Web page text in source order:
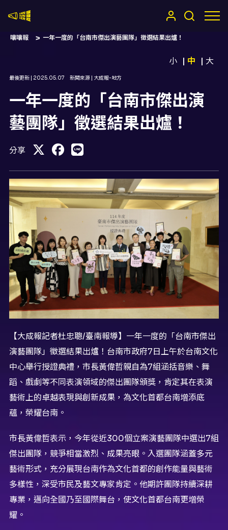
嚷嚷報 一年一度的「台南市傑出演藝團隊」徵選結果出爐！
小 中 大
最後更新 | 2025.05.07 新聞來源 | 大成報-地方
一年一度的「台南市傑出演
藝團隊」徵選結果出爐！
分享
【大成報記者杜忠聰/臺南報導】一年一度的「台南市傑出
演藝團隊」徵選結果出爐！台南市政府7日上午於台南文化
中心舉行授證典禮，市長黃偉哲親自為7組涵括音樂、舞
蹈、戲劇等不同表演領域的傑出團隊頒獎，肯定其在表演
藝術上的卓越表現與創新成果，為文化首都台南增添底
蘊，榮耀台南。
市長黃偉哲表示，今年從近300個立案演藝團隊中選出7組
傑出團隊，競爭相當激烈、成果亮眼。入選團隊涵蓋多元
藝術形式，充分展現台南作為文化首都的創作能量與藝術
多樣性，深受市民及藝文專家肯定。他期許團隊持續深耕
專業，邁向全國乃至國際舞台，使文化首都台南更增榮
耀。